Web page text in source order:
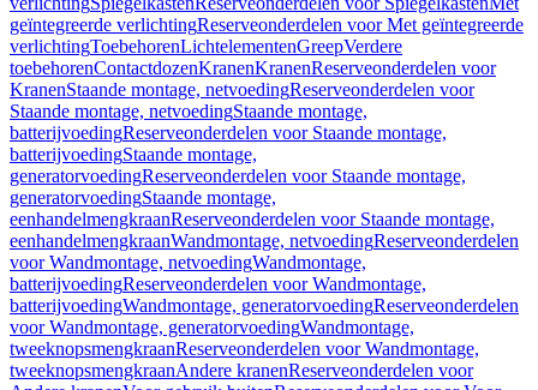
geïntegreerde verlichtingReserveonderdelen voor Met geïntegreerde
verlichtingToebehorenLichtelementenGreepVerdere
toebehorenContactdozenKranenKranenReserveonderdelen voor
KranenStaande montage, netvoedingReserveonderdelen voor
Staande montage, netvoedingStaande montage,
batterijvoedingReserveonderdelen voor Staande montage,
batterijvoedingStaande montage,
generatorvoedingReserveonderdelen voor Staande montage,
generatorvoedingStaande montage,
eenhandelmengkraanReserveonderdelen voor Staande montage,
eenhandelmengkraanWandmontage, netvoedingReserveonderdelen
voor Wandmontage, netvoedingWandmontage,
batterijvoedingReserveonderdelen voor Wandmontage,
batterijvoedingWandmontage, generatorvoedingReserveonderdelen
voor Wandmontage, generatorvoedingWandmontage,
tweeknopsmengkraanReserveonderdelen voor Wandmontage,
tweeknopsmengkraanAndere kranenReserveonderdelen voor